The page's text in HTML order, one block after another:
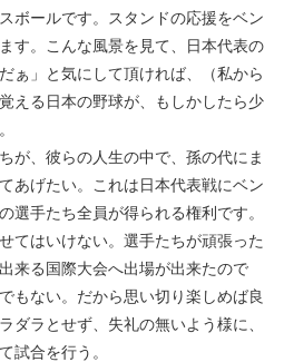
ボールです。スタンドの応援をベン
す。こんな風景を見て、日本代表の
ぁ」と気にして頂ければ、（私から
える日本の野球が、もしかしたら少
が、彼らの人生の中で、孫の代にま
あげたい。これは日本代表戦にベン
選手たち全員が得られる権利です。
てはいけない。選手たちが頑張った
来る国際大会へ出場が出来たので
もない。だから思い切り楽しめば良
ダラとせず、失礼の無いよう様に、
試合を行う。